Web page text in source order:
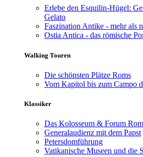
Erlebe den Esquilin-Hügel:
Gelato
Faszination Antike - mehr als
Ostia Antica - das römische
Walking Touren
Die schönsten Plätze Roms
Vom Kapitol bis zum Campo
Klassiker
Das Kolosseum & Forum
Generalaudienz mit dem Papst
Petersdomführung
Vatikanische Museen und die